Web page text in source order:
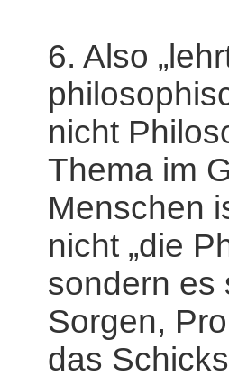
6. Also
nicht
Thema im
Menschen
nicht „die
sondern es
Sorgen,
das